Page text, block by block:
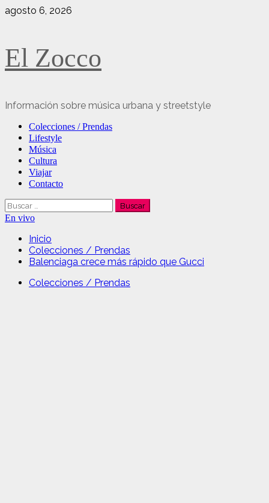
Saltar
agosto 6, 2026
El Zocco
Información sobre música urbana y streetstyle
Menú
principal
Colecciones / Prendas
Lifestyle
Música
Cultura
Viajar
Contacto
Buscar:
En vivo
Inicio
Colecciones / Prendas
Balenciaga crece más rápido que Gucci
Colecciones / Prendas